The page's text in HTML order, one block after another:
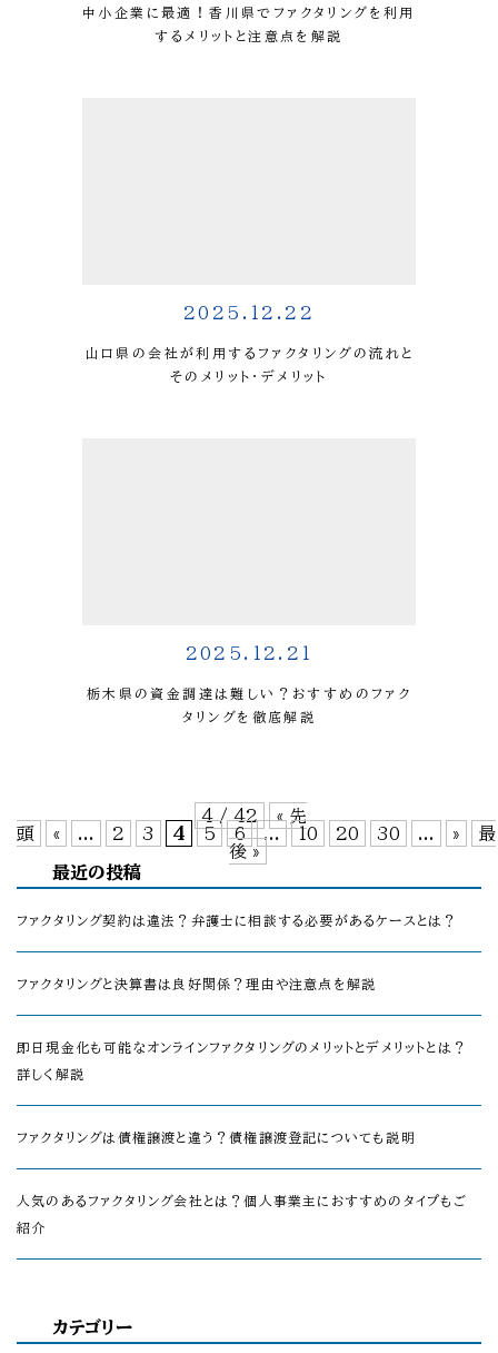
中小企業に最適！香川県でファクタリングを利用
するメリットと注意点を解説
2025.12.22
山口県の会社が利用するファクタリングの流れと
そのメリット・デメリット
2025.12.21
栃木県の資金調達は難しい？おすすめのファク
タリングを徹底解説
4 / 42
« 先
頭
« ... 2 3 4 5 6 ... 10 20 30 ... »
最
後 »
最近の投稿
ファクタリング契約は違法？弁護士に相談する必要があるケースとは？
ファクタリングと決算書は良好関係？理由や注意点を解説
即日現金化も可能なオンラインファクタリングのメリットとデメリットとは？
詳しく解説
ファクタリングは債権譲渡と違う？債権譲渡登記についても説明
人気のあるファクタリング会社とは？個人事業主におすすめのタイプもご
紹介
カテゴリー